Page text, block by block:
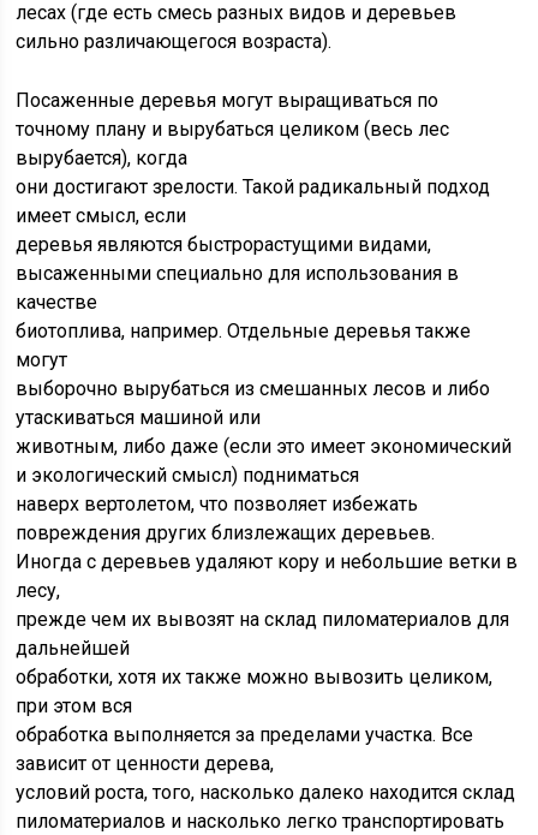
лесах (где есть смесь разных видов и деревьев
сильно различающегося возраста).
Посаженные деревья могут выращиваться по
точному плану и вырубаться целиком (весь лес
вырубается), когда
они достигают зрелости. Такой радикальный подход
имеет смысл, если
деревья являются быстрорастущими видами,
высаженными специально для использования в
качестве
биотоплива, например. Отдельные деревья также
могут
выборочно вырубаться из смешанных лесов и либо
утаскиваться машиной или
животным, либо даже (если это имеет экономический
и экологический смысл) подниматься
наверх вертолетом, что позволяет избежать
повреждения других близлежащих деревьев.
Иногда с деревьев удаляют кору и небольшие ветки в
лесу,
прежде чем их вывозят на склад пиломатериалов для
дальнейшей
обработки, хотя их также можно вывозить целиком,
при этом вся
обработка выполняется за пределами участка. Все
зависит от ценности дерева,
условий роста, того, насколько далеко находится склад
пиломатериалов и насколько легко транспортировать